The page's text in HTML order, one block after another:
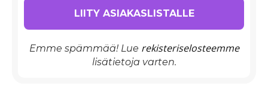
Emme spämmää! Lue rekisteriselosteemme
lisätietoja varten.